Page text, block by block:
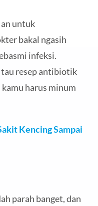
untuk
bakal ngasih
infeksi.
resep antibiotik
kamu harus minum
Kencing Sampai
parah banget, dan